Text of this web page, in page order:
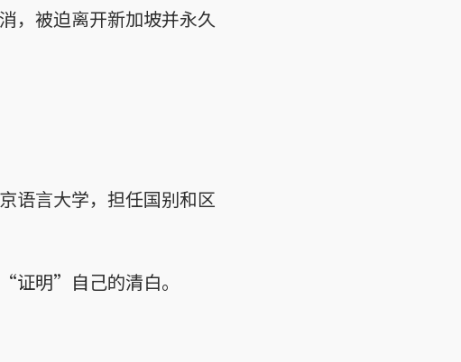
，被迫离开新加坡并永久
语言大学，担任国别和区
证明”自己的清白。